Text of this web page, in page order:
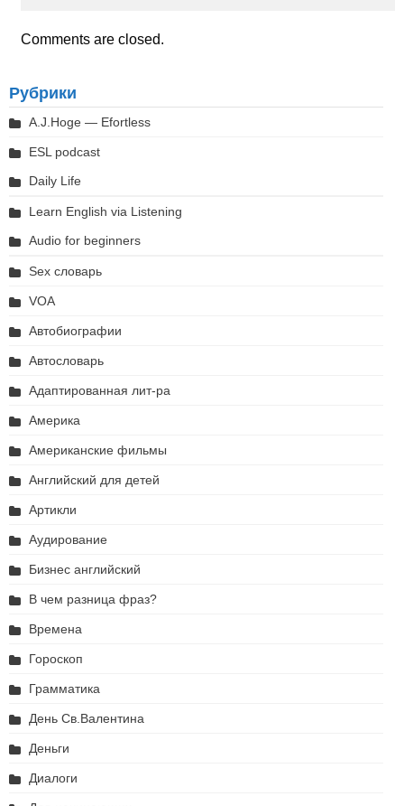
Comments are closed.
Рубрики
A.J.Hoge — Efortless
ESL podcast
Daily Life
Learn English via Listening
Audio for beginners
Sex словарь
VOA
Автобиографии
Автословарь
Адаптированная лит-ра
Америка
Американские фильмы
Английский для детей
Артикли
Аудирование
Бизнес английский
В чем разница фраз?
Времена
Гороскоп
Грамматика
День Св.Валентина
Деньги
Диалоги